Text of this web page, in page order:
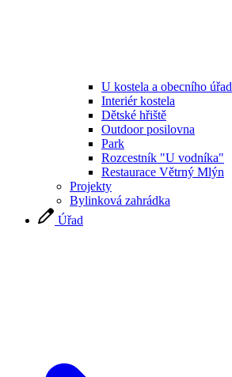
U kostela a obecního
Interiér kostela
Dětské hřiště
Outdoor posilovna
Park
Rozcestník "U vodníka"
Restaurace Větrný Mlýn
Projekty
Bylinková zahrádka
Úřad